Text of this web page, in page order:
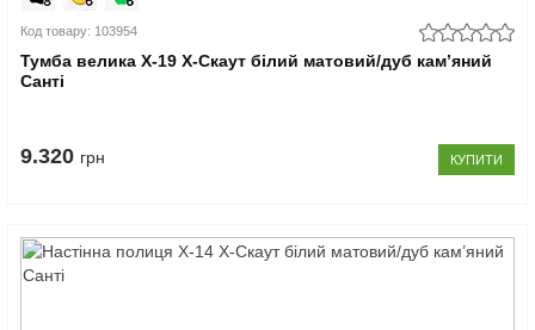
Код товару: 103954
Тумба велика Х-19 X-Скаут білий матовий/дуб кам’яний
Санті
9.320 грн КУПИТИ